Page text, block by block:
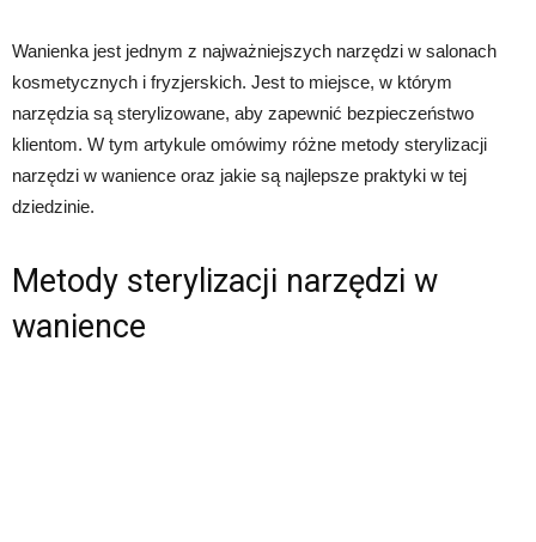
Wanienka jest jednym z najważniejszych narzędzi w salonach
kosmetycznych i fryzjerskich. Jest to miejsce, w którym
narzędzia są sterylizowane, aby zapewnić bezpieczeństwo
klientom. W tym artykule omówimy różne metody sterylizacji
narzędzi w wanience oraz jakie są najlepsze praktyki w tej
dziedzinie.
Metody sterylizacji narzędzi w
wanience